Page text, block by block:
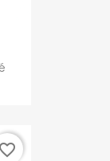
favorite_border